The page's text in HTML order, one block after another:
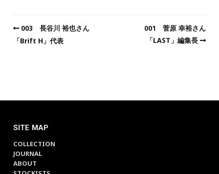
003 長谷川 裕也さん
「Brift H」代表
001 菅原 幸裕さん
「LAST」編集長
SITE MAP
COLLECTION
JOURNAL
ABOUT